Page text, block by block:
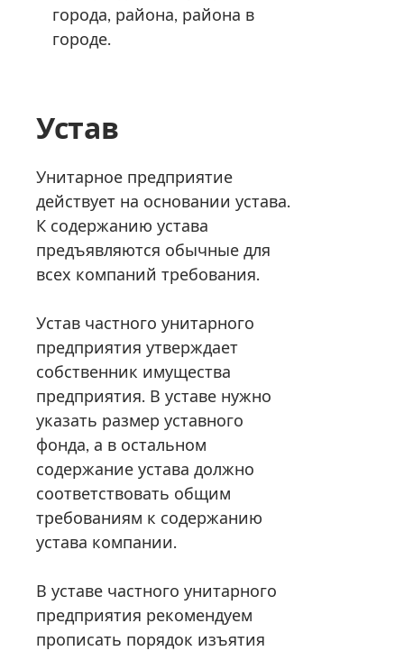
города, района, района в
городе.
Устав
Унитарное предприятие
действует на основании устава.
К содержанию устава
предъявляются обычные для
всех компаний требования.
Устав частного унитарного
предприятия утверждает
собственник имущества
предприятия. В уставе нужно
указать размер уставного
фонда, а в остальном
содержание устава должно
соответствовать общим
требованиям к содержанию
устава компании.
В уставе частного унитарного
предприятия рекомендуем
прописать порядок изъятия